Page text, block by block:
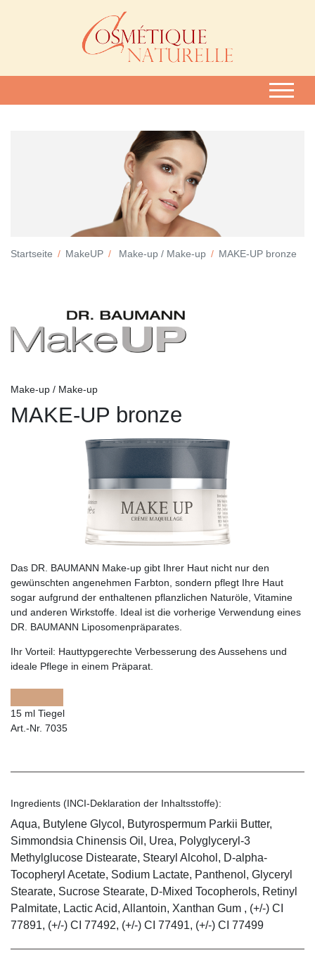
Startseite MakeUP Make-up / Make-up MAKE-UP bronze
Make-up / Make-up
MAKE-UP bronze
Das DR. BAUMANN Make-up gibt Ihrer Haut nicht nur den
gewünschten angenehmen Farbton, sondern pflegt Ihre Haut
sogar aufgrund der enthaltenen pflanzlichen Naturöle, Vitamine
und anderen Wirkstoffe. Ideal ist die vorherige Verwendung eines
DR. BAUMANN Liposomenpräparates.
Ihr Vorteil: Hauttypgerechte Verbesserung des Aussehens und
ideale Pflege in einem Präparat.
15 ml Tiegel
Art.-Nr. 7035
Ingredients (INCI-Deklaration der Inhaltsstoffe):
Aqua, Butylene Glycol, Butyrospermum Parkii Butter,
Simmondsia Chinensis Oil, Urea, Polyglyceryl-3
Methylglucose Distearate, Stearyl Alcohol, D-alpha-
Tocopheryl Acetate, Sodium Lactate, Panthenol, Glyceryl
Stearate, Sucrose Stearate, D-Mixed Tocopherols, Retinyl
Palmitate, Lactic Acid, Allantoin, Xanthan Gum , (+/-) CI
77891, (+/-) CI 77492, (+/-) CI 77491, (+/-) CI 77499